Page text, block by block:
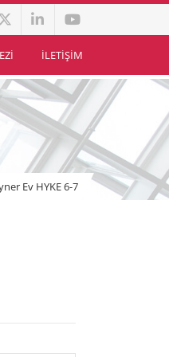
İLETIŞIM
Ev HYKE 6-7